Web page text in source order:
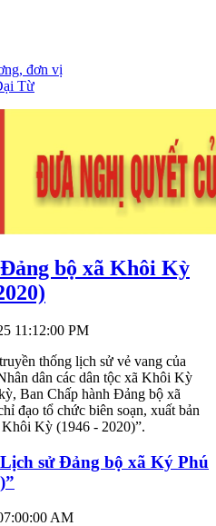
đơn vị
Từ
bộ xã Khôi Kỳ
11:12:00 PM
thống lịch sử vẻ vang của
dân các dân tộc xã Khôi Kỳ
Ban Chấp hành Đảng bộ xã
đạo tổ chức biên soạn, xuất bản
Kỳ (1946 - 2020)”.
sử Đảng bộ xã Ký Phú
AM